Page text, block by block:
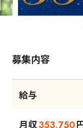
募集内容
給与
月収353,750